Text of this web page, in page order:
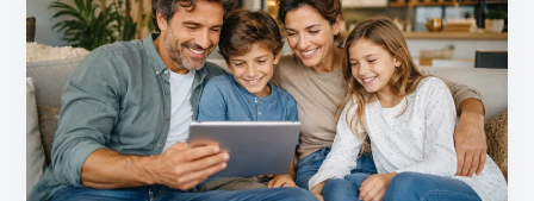
famille
:
comment
couvrir
conjoint
et
enfants